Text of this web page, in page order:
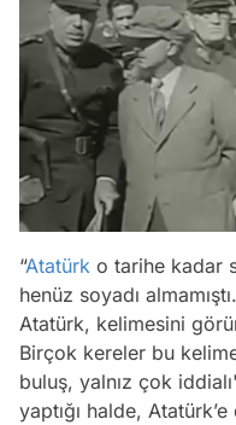
“Atatürk o tarihe kadar
henüz soyadı
Atatürk, kelimesini
Birçok kereler bu
buluş, yalnız çok
yaptığı halde,